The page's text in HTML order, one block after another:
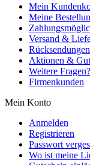
Mein
Meine
Versand &
Aktionen &
Weitere Fragen?
Firmenkunden
Mein Konto
Anmelden
Registrieren
Passwort
Wo ist meine